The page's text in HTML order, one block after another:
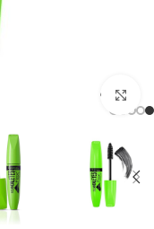
برای بزرگنمایی کلیک کنید